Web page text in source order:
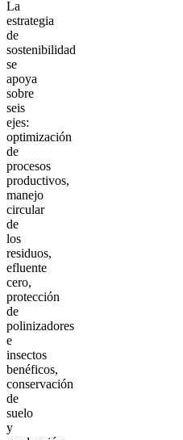
La
estrategia
de
sostenibilidad
se
apoya
sobre
seis
ejes:
optimización
de
procesos
productivos,
manejo
circular
de
los
residuos,
efluente
cero,
protección
de
polinizadores
e
insectos
benéficos,
conservación
de
suelo
y